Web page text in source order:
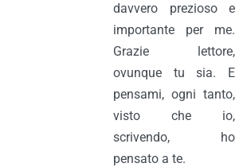
davvero prezioso e
importante per me.
Grazie lettore,
ovunque tu sia. E
pensami, ogni tanto,
visto che io,
scrivendo, ho
pensato a te.